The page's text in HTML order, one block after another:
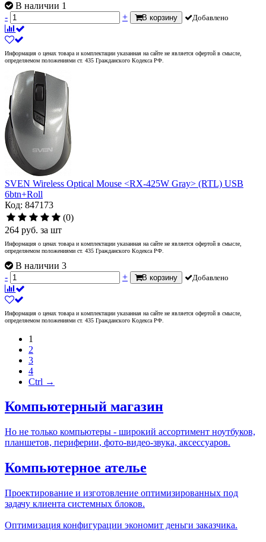
В наличии 1
-
+ В корзину Добавлено
Информация о ценах товара и комплектации указанная на сайте не является офертой в смысле,
определяемом положениями ст. 435 Гражданского Кодекса РФ.
SVEN Wireless Optical Mouse <RX-425W Gray> (RTL) USB
6btn+Roll
Код: 847173
(0)
264 руб. за шт
Информация о ценах товара и комплектации указанная на сайте не является офертой в смысле,
определяемом положениями ст. 435 Гражданского Кодекса РФ.
В наличии 3
-
+ В корзину Добавлено
Информация о ценах товара и комплектации указанная на сайте не является офертой в смысле,
определяемом положениями ст. 435 Гражданского Кодекса РФ.
1
2
3
4
Ctrl →
Компьютерный магазин
Но не только компьютеры - широкий ассортимент ноутбуков,
планшетов, периферии, фото-видео-звука, аксессуаров.
Компьютерное ателье
Проектирование и изготовление оптимизированных под
задачу клиента системных блоков.
Оптимизация конфигурации экономит деньги заказчика.